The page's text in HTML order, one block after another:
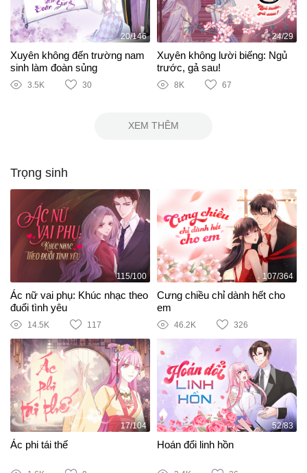
20/146
Xuyên không đến trường nam
sinh làm đoàn sủng
3.5K 30
24/29
Xuyên không lười biếng: Ngủ
trước, gả sau!
8K 67
XEM THÊM
Trọng sinh
115/100
Ác nữ vai phụ: Khúc nhạc theo
đuổi tình yêu
14.5K 117
107/364
Cưng chiều chỉ dành hết cho
em
46.2K 326
17/104
Ác phi tái thế
52/83
Hoán đổi linh hồn